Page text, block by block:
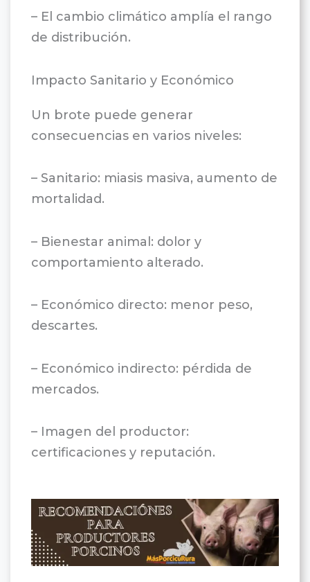
– El cambio climático amplía el rango
de distribución.
Impacto Sanitario y Económico
Un brote puede generar
consecuencias en varios niveles:
– Sanitario: miasis masiva, aumento de
mortalidad.
– Bienestar animal: dolor y
comportamiento alterado.
– Económico directo: menor peso,
descartes.
– Económico indirecto: pérdida de
mercados.
– Imagen del productor:
certificaciones y reputación.